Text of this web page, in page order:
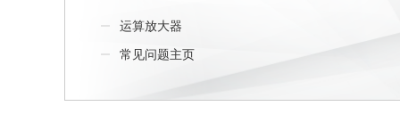
运算放大器
常见问题主页